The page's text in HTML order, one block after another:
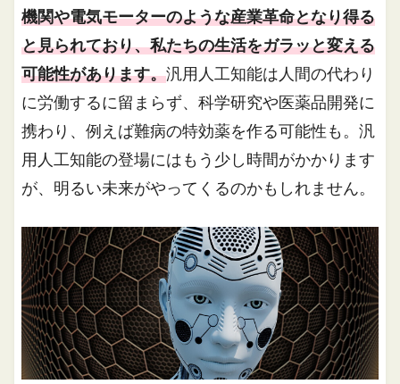
機関や電気モーターのような産業革命となり得る
と見られており、私たちの生活をガラッと変える
可能性があります。汎用人工知能は人間の代わり
に労働するに留まらず、科学研究や医薬品開発に
携わり、例えば難病の特効薬を作る可能性も。汎
用人工知能の登場にはもう少し時間がかかります
が、明るい未来がやってくるのかもしれません。